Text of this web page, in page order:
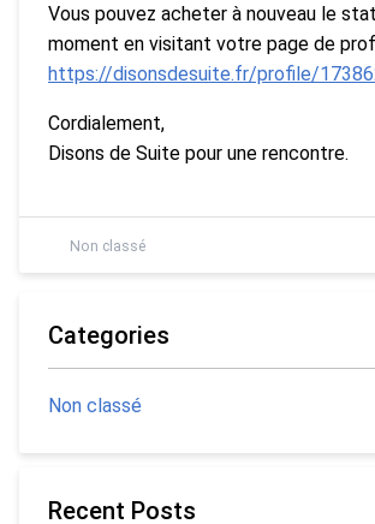
Vous pouvez acheter à nouveau le
moment en visitant votre page de
https://disonsdesuite.fr/profile/
Cordialement,
Disons de Suite pour une rencontre.
Non classé
Categories
Non classé
Recent Posts